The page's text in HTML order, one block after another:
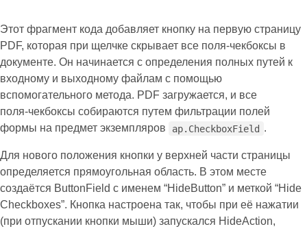
Этот фрагмент кода добавляет кнопку на первую страницу
PDF, которая при щелчке скрывает все поля‑чекбоксы в
документе. Он начинается с определения полных путей к
входному и выходному файлам с помощью
вспомогательного метода. PDF загружается, и все
поля‑чекбоксы собираются путем фильтрации полей
формы на предмет экземпляров
ap.CheckboxField .
Для нового положения кнопки у верхней части страницы
определяется прямоугольная область. В этом месте
создаётся ButtonField с именем “HideButton” и меткой “Hide
Checkboxes”. Кнопка настроена так, чтобы при её нажатии
(при отпускании кнопки мыши) запускался HideAction,